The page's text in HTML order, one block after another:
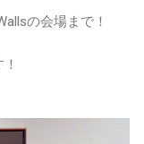
の会場まで！